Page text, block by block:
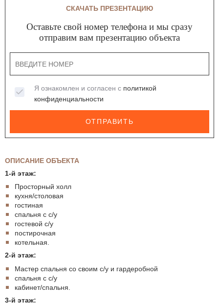
ОПИСАНИЕ ОБЪЕКТА
1-й этаж:
Просторный холл
кухня/столовая
гостиная
спальня с с/у
гостевой с/у
постирочная
котельная.
2-й этаж:
Мастер спальня со своим с/у и гардеробной
спальня с с/у
кабинет/спальня.
3-й этаж:
СКАЧАТЬ ПРЕЗЕНТАЦИЮ
Оставьте свой номер телефона и мы сразу
отправим вам презентацию объекта
Я ознакомлен и согласен с политикой
конфиденциальности
ОТПРАВИТЬ